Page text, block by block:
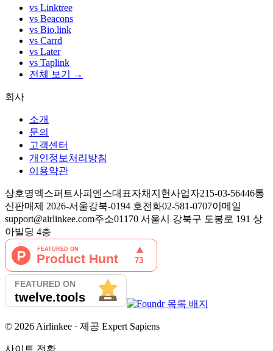
vs Linktree
vs Beacons
vs Bio.link
vs Carrd
vs Later
vs Taplink
전체 보기 →
회사
소개
문의
고객센터
개인정보처리방침
이용약관
상호명엑스퍼트사피엔스대표자채지헌사업자215-03-56446통
신판매제 2026-서울강북-0194 호전화02-581-0707이메일
support@airlinkee.com주소01170 서울시 강북구 도봉로 191 상
아빌딩 4층
© 2026 Airlinkee · 제공 Expert Sapiens
사이트 전환